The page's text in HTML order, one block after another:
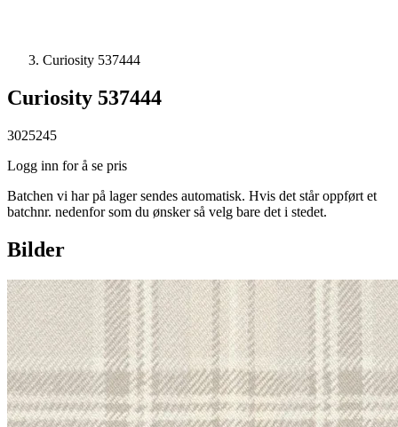
Curiosity 537444
Curiosity 537444
3025245
Logg inn for å se pris
Batchen vi har på lager sendes automatisk. Hvis det står oppført et
batchnr. nedenfor som du ønsker så velg bare det i stedet.
Bilder